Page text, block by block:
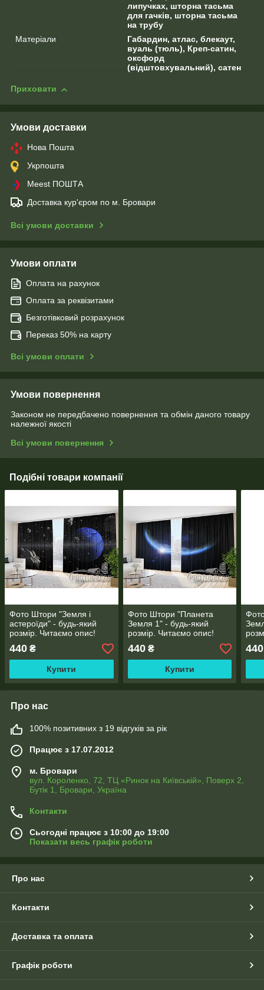
липучках, шторна тасьма
для гачків, шторна тасьма
на трубу
Матеріали
Габардин, атлас, блекаут,
вуаль (тюль), Креп-сатин,
оксфорд
(відштовхувальний), сатен
Приховати
Умови доставки
Нова Пошта
Укрпошта
Meest ПОШТА
Доставка кур'єром по м. Бровари
Всі умови доставки
Умови оплати
Оплата на рахунок
Оплата за реквізитами
Безготівковий розрахунок
Переказ 50% на карту
Всі умови оплати
Умови повернення
Законом не передбачено повернення та обмін даного товару
належної якості
Всі умови повернення
Подібні товари компанії
Фото Штори "Земля і
астероїди" - будь-який
розмір. Читаємо опис!
440 ₴
Купити
Фото Штори "Планета
Земля 1" - будь-який
розмір. Читаємо опис!
440₴
Купити
440
Про нас
100% позитивних з 19 відгуків за рік
Працює з 17.07.2012
м. Бровари
вул. Короленко, 72, ТЦ «Ринок на Київській», Поверх 2,
Бутік 1, Бровари, Україна
Контакти
Сьогодні працює з 10:00 до 19:00
Показати весь графік роботи
Про нас
Контакти
Доставка та оплата
Графік роботи